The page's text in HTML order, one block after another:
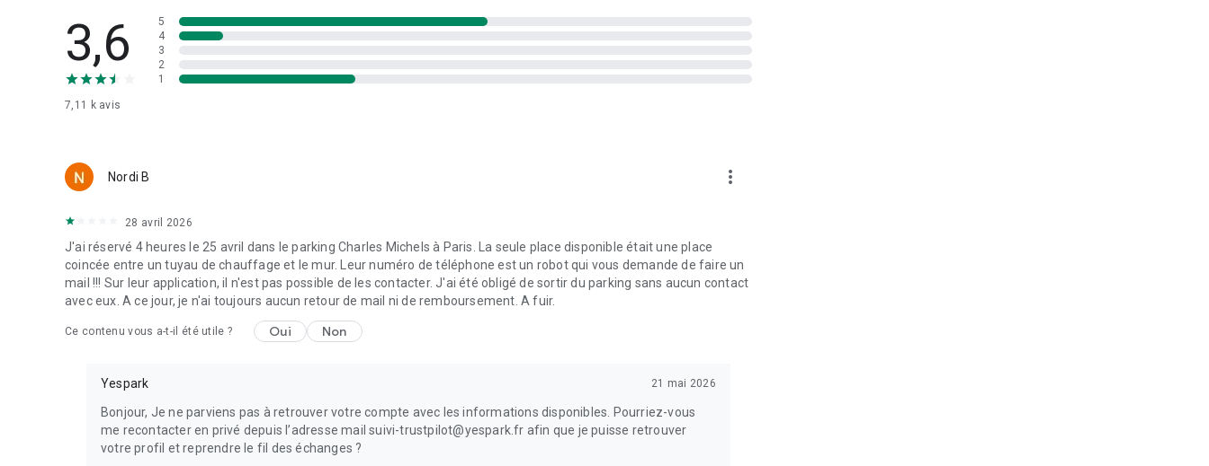
3,6
7,11 kavis
5
4
3
2
1
Nordi B more_vert
28 avril 2026
J'ai réservé 4 heures le 25 avril dans le parking Charles Michels à Paris. La seule place disponible était une place
coincée entre un tuyau de chauffage et le mur. Leur numéro de téléphone est un robot qui vous demande de faire un
mail !!! Sur leur application, il n'est pas possible de les contacter. J'ai été obligé de sortir du parking sans aucun contact
avec eux. A ce jour, je n'ai toujours aucun retour de mail ni de remboursement. A fuir.
Ce contenu vous a-t-il été utile ? Oui Non
Yespark 21 mai 2026
Bonjour, Je ne parviens pas à retrouver votre compte avec les informations disponibles. Pourriez-vous
me recontacter en privé depuis l’adresse mail suivi-trustpilot@yespark.fr afin que je puisse retrouver
votre profil et reprendre le fil des échanges ?